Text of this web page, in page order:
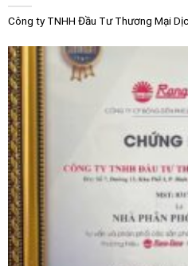
Văn phòng làm việc:
Sử
nghiệp và hiện đại cho
Phòng triển lãm nghệ
khe về việc điều hướng
tác phẩm nghệ thuật mà
xem.
Hướng dẫn phối
Để tối ưu hóa vẻ đẹp của
LEDVANCE Ring Adjust
sản phẩm với các dòng
cao của LEDVANCE như các
Công ty TNHH Đầu Tư Thương Mại